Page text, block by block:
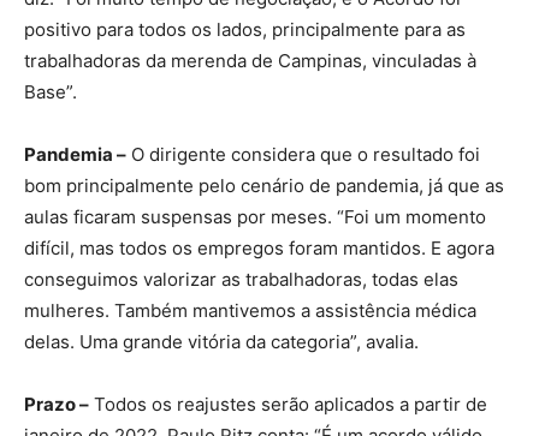
positivo para todos os lados, principalmente para as
trabalhadoras da merenda de Campinas, vinculadas à
Base”.
Pandemia – O dirigente considera que o resultado foi
bom principalmente pelo cenário de pandemia, já que as
aulas ficaram suspensas por meses. “Foi um momento
difícil, mas todos os empregos foram mantidos. E agora
conseguimos valorizar as trabalhadoras, todas elas
mulheres. Também mantivemos a assistência médica
delas. Uma grande vitória da categoria”, avalia.
Prazo – Todos os reajustes serão aplicados a partir de